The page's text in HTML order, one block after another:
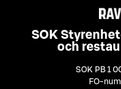
SOK
och
SOK PB 1
FO-